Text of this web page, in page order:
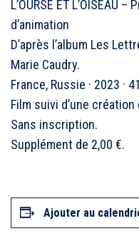
L’OURSE ET L’OISEAU
d’animation
D’après l’album Les
Marie Caudry.
France, Russie · 2023 ·
Film suivi d’une
Sans inscription.
Supplément de 2,00 €.
Ajouter au